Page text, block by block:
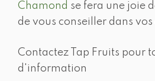
Chamond se fera une joie
de vous conseiller dans vos
Contactez Tap Fruits pour
d'information